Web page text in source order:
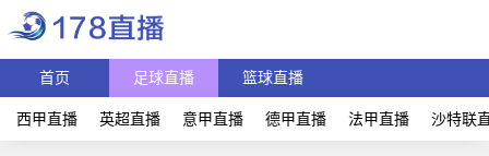
首页 足球直播 篮球直播
西甲直播 英超直播 意甲直播 德甲直播 法甲直播 沙特联